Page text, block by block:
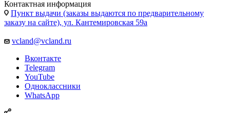
Пункт выдачи (заказы выдаются по предварительному
заказу на сайте), ул. Кантемировская 59а
Telegram
YouTube
Одноклассники
WhatsApp